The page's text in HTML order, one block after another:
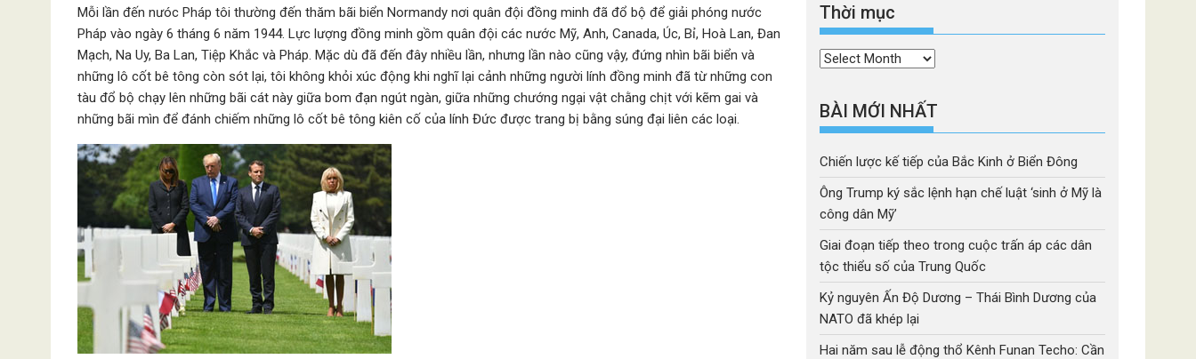
Mỗi lần đến nưóc Pháp tôi thường đến thăm bãi biển Normandy nơi quân đội đồng minh đã đổ bộ để giải phóng nước
Pháp vào ngày 6 tháng 6 năm 1944. Lực lượng đồng minh gồm quân đội các nước Mỹ, Anh, Canada, Úc, Bỉ, Hoà Lan, Đan
Mạch, Na Uy, Ba Lan, Tiệp Khắc và Pháp. Mặc dù đã đến đây nhiều lần, nhưng lần nào cũng vậy, đứng nhìn bãi biển và
những lô cốt bê tông còn sót lại, tôi không khỏi xúc động khi nghĩ lại cảnh những người lính đồng minh đã từ những con
tàu đổ bộ chạy lên những bãi cát này giữa bom đạn ngút ngàn, giữa những chướng ngại vật chằng chịt với kẽm gai và
những bãi mìn để đánh chiếm những lô cốt bê tông kiên cố của lính Đức được trang bị bằng súng đại liên các loại.
Thời mục
Thời
BÀI MỚI NHẤT
Chiến lược kế tiếp của Bắc Kinh ở Biển Đông
Ông Trump ký sắc lệnh hạn chế luật ‘sinh ở Mỹ là
công dân Mỹ’
Giai đoạn tiếp theo trong cuộc trấn áp các dân
tộc thiểu số của Trung Quốc
Kỷ nguyên Ấn Độ Dương – Thái Bình Dương của
NATO đã khép lại
Hai năm sau lễ động thổ Kênh Funan Techo: Cần